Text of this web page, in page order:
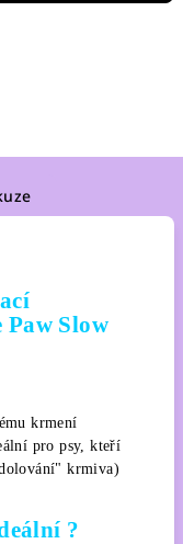
Paw Slow
krmení
pro psy, kteří
krmiva)
?